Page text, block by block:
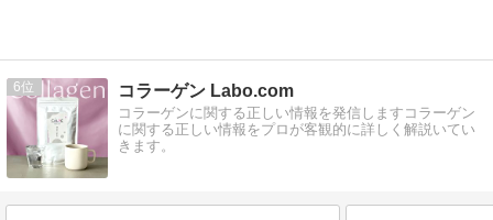
6 コラーゲン Labo.com
コラーゲンに関する正しい情報を発信しますコラーゲン
に関する正しい情報をプロが客観的に詳しく解説いてい
きます。